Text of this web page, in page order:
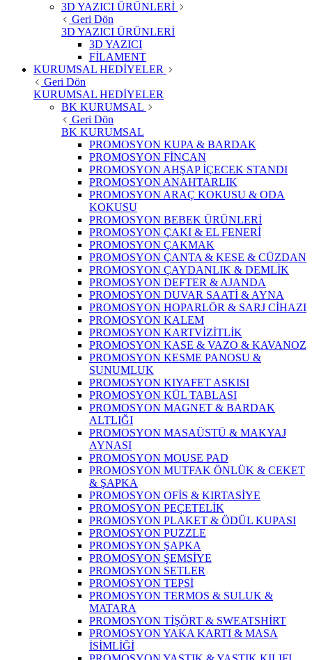
3D YAZICI ÜRÜNLERİ
Geri Dön
3D YAZICI ÜRÜNLERİ
3D YAZICI
FİLAMENT
KURUMSAL HEDİYELER
Geri Dön
KURUMSAL HEDİYELER
BK KURUMSAL
Geri Dön
BK KURUMSAL
PROMOSYON KUPA & BARDAK
PROMOSYON FİNCAN
PROMOSYON AHŞAP İÇECEK STANDI
PROMOSYON ANAHTARLIK
PROMOSYON ARAÇ KOKUSU & ODA
KOKUSU
PROMOSYON BEBEK ÜRÜNLERİ
PROMOSYON ÇAKI & EL FENERİ
PROMOSYON ÇAKMAK
PROMOSYON ÇANTA & KESE & CÜZDAN
PROMOSYON ÇAYDANLIK & DEMLİK
PROMOSYON DEFTER & AJANDA
PROMOSYON DUVAR SAATİ & AYNA
PROMOSYON HOPARLÖR & SARJ CİHAZI
PROMOSYON KALEM
PROMOSYON KARTVİZİTLİK
PROMOSYON KASE & VAZO & KAVANOZ
PROMOSYON KESME PANOSU &
SUNUMLUK
PROMOSYON KIYAFET ASKISI
PROMOSYON KÜL TABLASI
PROMOSYON MAGNET & BARDAK
ALTLIĞI
PROMOSYON MASAÜSTÜ & MAKYAJ
AYNASI
PROMOSYON MOUSE PAD
PROMOSYON MUTFAK ÖNLÜK & CEKET
& ŞAPKA
PROMOSYON OFİS & KIRTASİYE
PROMOSYON PEÇETELİK
PROMOSYON PLAKET & ÖDÜL KUPASI
PROMOSYON PUZZLE
PROMOSYON ŞAPKA
PROMOSYON ŞEMSİYE
PROMOSYON SETLER
PROMOSYON TEPSİ
PROMOSYON TERMOS & SULUK &
MATARA
PROMOSYON TİŞÖRT & SWEATSHİRT
PROMOSYON YAKA KARTI & MASA
İSİMLİĞİ